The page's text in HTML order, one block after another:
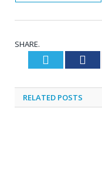
SHARE.
Twitter
RELATED POSTS